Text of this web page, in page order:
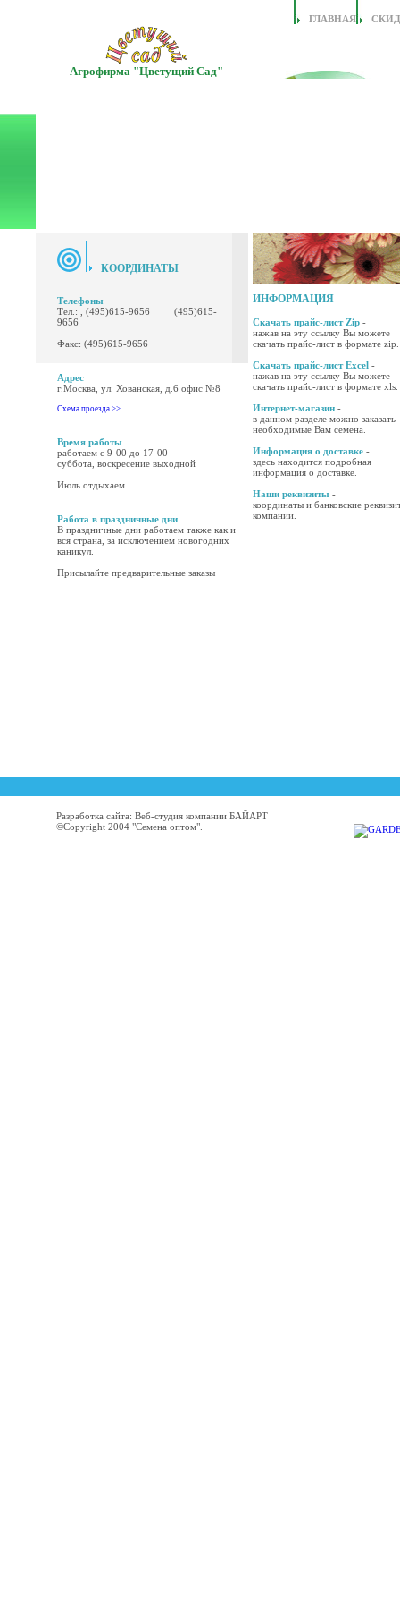
Агрофирма "Цветущий Сад"
ГЛАВНАЯ
КООРДИНАТЫ
Телефоны
Тел.: , (495)615-9656 (495)615-
9656
Факс: (495)615-9656
Адрес
г.Москва, ул. Хованская, д.6 офис №8
Схема проезда >>
Время работы
работаем с 9-00 до 17-00
суббота, воскресение выходной
Июль отдыхаем.
Работа в праздничные дни
В праздничные дни работаем также как и
вся страна, за исключением новогодних
каникул.
Присылайте предварительные заказы
ИНФОРМАЦИЯ
Скачать прайс-лист Zip -
нажав на эту ссылку Вы можете
скачать прайс-лист в формате zip.
Скачать прайс-лист Excel -
нажав на эту ссылку Вы можете
скачать прайс-лист в формате xls.
Интернет-магазин -
в данном разделе можно заказать
необходимые Вам семена.
Информация о доставке -
здесь находится подробная
информация о доставке.
Наши реквизиты -
координаты и банковские
компании.
Разработка сайта: Веб-студия компании БАЙАРТ
©Copyright 2004 "Семена оптом".